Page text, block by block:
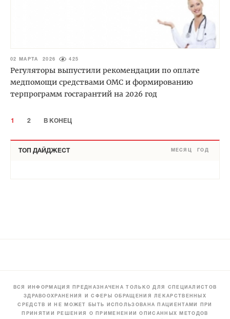
02 МАРТА 2026 425
Регуляторы выпустили рекомендации по оплате
медпомощи средствами ОМС и формированию
терпрограмм госгарантий на 2026 год
1 2 В КОНЕЦ
ТОП ДАЙДЖЕСТ МЕСЯЦ ГОД
ВСЯ ИНФОРМАЦИЯ ПРЕДНАЗНАЧЕНА ТОЛЬКО ДЛЯ СПЕЦИАЛИСТОВ
ЗДРАВООХРАНЕНИЯ И СФЕРЫ ОБРАЩЕНИЯ ЛЕКАРСТВЕННЫХ
СРЕДСТВ И НЕ МОЖЕТ БЫТЬ ИСПОЛЬЗОВАНА ПАЦИЕНТАМИ ПРИ
ПРИНЯТИИ РЕШЕНИЯ О ПРИМЕНЕНИИ ОПИСАННЫХ МЕТОДОВ